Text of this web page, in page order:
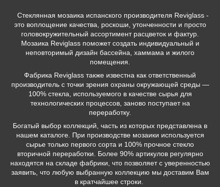
Стеклянная мозаика испанского производителя Reviglass -
это воплощение качества, роскоши, утонченности и просто
головокружительный ассортимент расцветок и фактур.
Мозаика Reviglass поможет создать индивидуальный и
неповторимый дизайн бассейна, хаммама и жилого
помещения.
Фабрика Reviglass также известна как ответственный
производитель с точки зрения охраны окружающей среды —
100% стекла, используемого в качестве сырья для
технологических процессов, заново поступает на
переработку.
Богатый выбор коллекций, часть из которых представлена в
нашем каталоге. При производстве мозаики используется
сырье только первого сорта и 100% прочное стекло
вторичной переработки. Более 90% артикулов регулярно
находятся на складе фабрики, что позволяет с уверенностью
заявить, что любую выбранную коллекцию мы доставим Вам
в кратчайшее строки.